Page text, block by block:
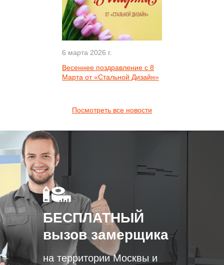
6 марта 2026 г.
Весеннее поздравление с 8
Марта от «Стальной Дизайн»
Посмотреть все новости
БЕСПЛАТНЫЙ
вызов замерщика
на территории Москвы и